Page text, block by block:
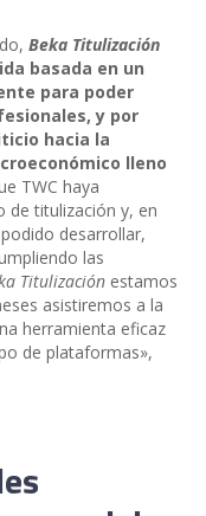
Beka Titulización
basada en un
para poder
y por
hacia la
lleno
TWC haya
de titulización y, en
desarrollar,
las
Titulización estamos
asistiremos a la
herramienta eficaz
de plataformas»,